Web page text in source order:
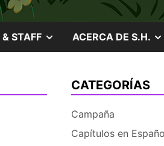
STAFF MOSTRAR
SUBMENÚ
ACERCA DE S.H.
CATEGORÍAS
Campaña
Capítulos en